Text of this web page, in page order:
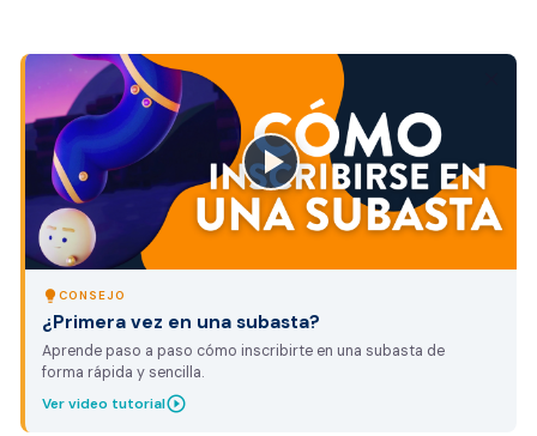
lightbulb CONSEJO
¿Primera vez en una subasta?
Aprende paso a paso cómo inscribirte en una subasta de
forma rápida y sencilla.
Ver video tutorialplay_circle_outline